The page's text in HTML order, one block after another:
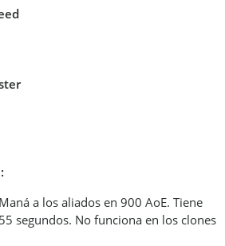
a los aliados en 900 AoE. Tiene
segundos. No funciona en los clones